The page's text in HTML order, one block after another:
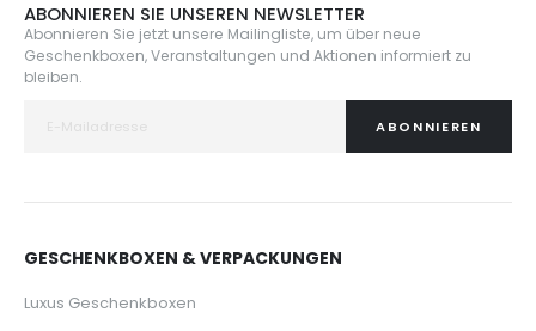
ABONNIEREN SIE UNSEREN NEWSLETTER
Abonnieren Sie jetzt unsere Mailingliste, um über neue
Geschenkboxen, Veranstaltungen und Aktionen informiert zu
bleiben.
ABONNIEREN
GESCHENKBOXEN & VERPACKUNGEN
Luxus Geschenkboxen